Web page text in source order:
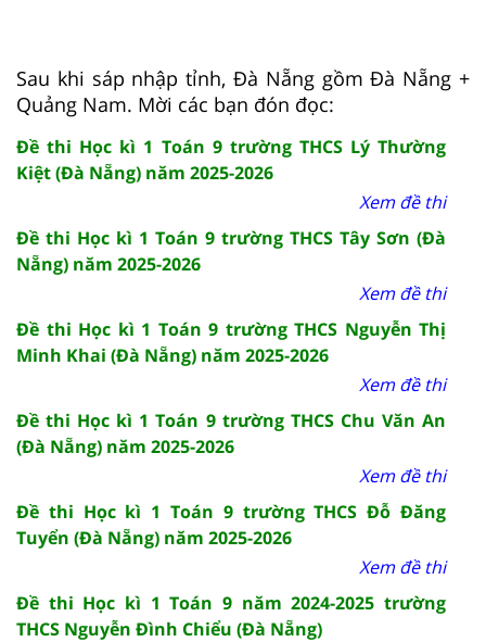
Sau khi sáp nhập tỉnh, Đà Nẵng gồm Đà Nẵng +
Quảng Nam. Mời các bạn đón đọc:
Đề thi Học kì 1 Toán 9 trường THCS Lý Thường
Kiệt (Đà Nẵng) năm 2025-2026
Xem đề thi
Đề thi Học kì 1 Toán 9 trường THCS Tây Sơn (Đà
Nẵng) năm 2025-2026
Xem đề thi
Đề thi Học kì 1 Toán 9 trường THCS Nguyễn Thị
Minh Khai (Đà Nẵng) năm 2025-2026
Xem đề thi
Đề thi Học kì 1 Toán 9 trường THCS Chu Văn An
(Đà Nẵng) năm 2025-2026
Xem đề thi
Đề thi Học kì 1 Toán 9 trường THCS Đỗ Đăng
Tuyển (Đà Nẵng) năm 2025-2026
Xem đề thi
Đề thi Học kì 1 Toán 9 năm 2024-2025 trường
THCS Nguyễn Đình Chiểu (Đà Nẵng)